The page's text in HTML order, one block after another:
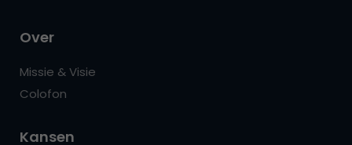
Over
Missie & Visie
Colofon
Kansen